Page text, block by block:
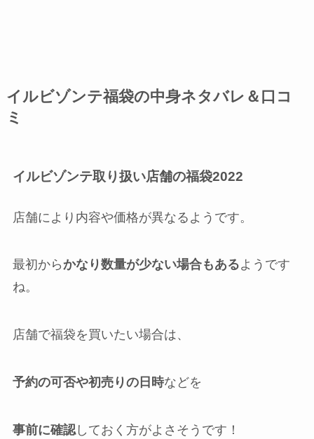
イルビゾンテ福袋の中身ネタバレ＆口コ
ミ
イルビゾンテ取り扱い店舗の福袋2022
店舗により内容や価格が異なるようです。
最初からかなり数量が少ない場合もあるようです
ね。
店舗で福袋を買いたい場合は、
予約の可否や初売りの日時などを
事前に確認しておく方がよさそうです！